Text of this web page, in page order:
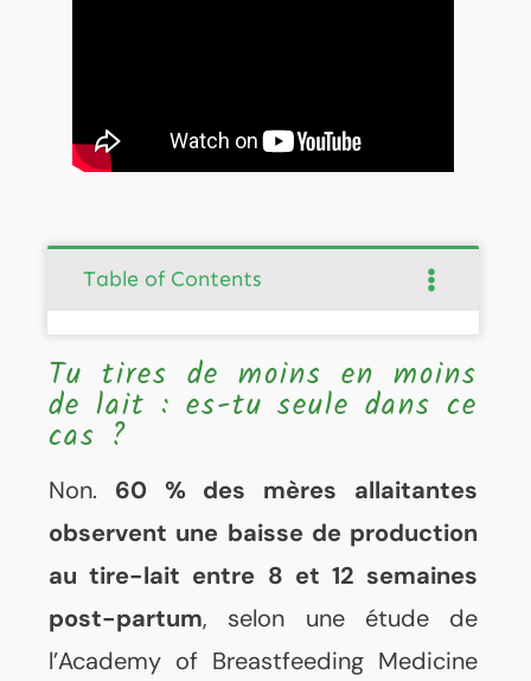
Table of Contents
Tu tires de moins en moins
de lait : es-tu seule dans ce
cas ?
Non. 60 % des mères allaitantes
observent une baisse de production
au tire-lait entre 8 et 12 semaines
post-partum, selon une étude de
l’Academy of Breastfeeding Medicine